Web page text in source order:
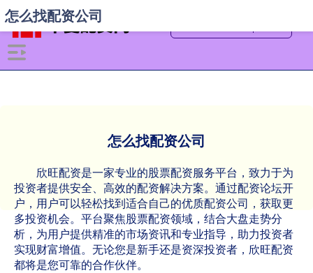
怎么找配资公司
欣旺配资是一家专业的股票配资服务平台，致力于为
投资者提供安全、高效的配资解决方案。通过配资论坛开
户，用户可以轻松找到适合自己的优质配资公司，获取更
多投资机会。平台聚焦股票配资领域，结合大盘走势分
析，为用户提供精准的市场资讯和专业指导，助力投资者
实现财富增值。无论您是新手还是资深投资者，欣旺配资
都将是您可靠的合作伙伴。
怎么找配资公司